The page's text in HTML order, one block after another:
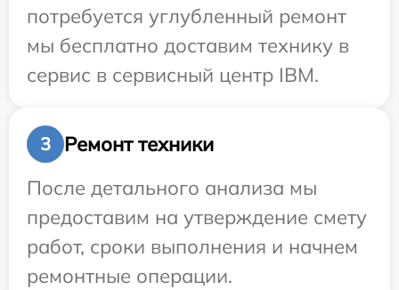
потребуется углубленный ремонт
мы бесплатно доставим технику в
сервис в сервисный центр IBM.
3
Ремонт техники
После детального анализа мы
предоставим на утверждение смету
работ, сроки выполнения и начнем
ремонтные операции.